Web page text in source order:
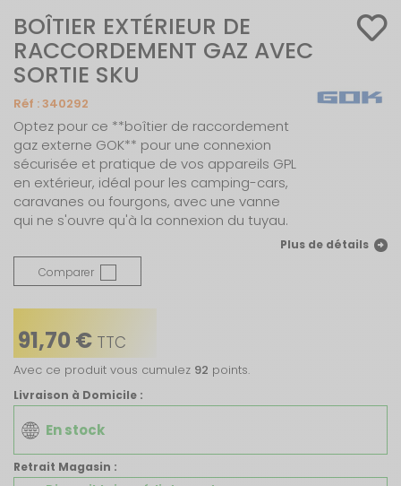
BOÎTIER EXTÉRIEUR DE
RACCORDEMENT GAZ AVEC
SORTIE SKU
Réf :340292
Optez pour ce **boîtier de raccordement
gaz externe GOK** pour une connexion
sécurisée et pratique de vos appareils GPL
en extérieur, idéal pour les camping-cars,
caravanes ou fourgons, avec une vanne
qui ne s'ouvre qu'à la connexion du tuyau.
Plus de détails
Comparer
91,70 € TTC
Avec ce produit vous cumulez 92 points.
Livraison à Domicile :
En stock
Retrait Magasin :